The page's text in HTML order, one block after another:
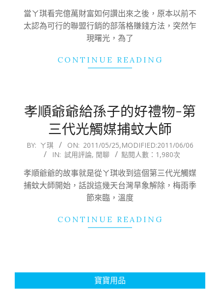
14
當ㄚ琪看完億萬財富如何讚出來之後，原本以前不
太認為可行的聯盟行銷的部落格賺錢方法，突然乍
現曙光，為了
CONTINUE READING
孝順爺爺給孫子的好禮物-第
三代光觸媒捕蚊大師
2011-
25
BY: ㄚ琪 ON: 2011/05/25,MODIFIED:2011/06/06
IN: 試用評論, 閒聊 點閱人數：1,980次
孝順爺爺的故事就是從ㄚ琪收到這個第三代光觸媒
捕蚊大師開始，話說這幾天台灣旱象解除，梅雨季
節來臨，溫度
CONTINUE READING
寶寶用品